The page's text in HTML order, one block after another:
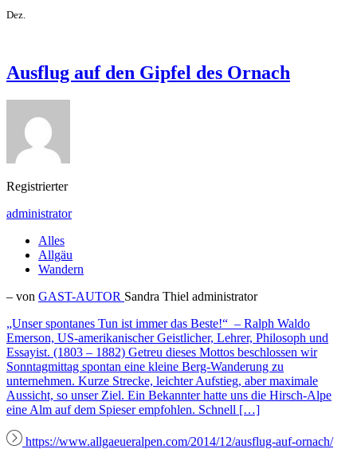
Dez.
Ausflug auf den Gipfel des Ornach
Registrierter
administrator
Alles
Allgäu
Wandern
– von GAST-AUTOR Sandra Thiel administrator
„Unser spontanes Tun ist immer das Beste!“ – Ralph Waldo
Emerson, US-amerikanischer Geistlicher, Lehrer, Philosoph und
Essayist. (1803 – 1882) Getreu dieses Mottos beschlossen wir
Sonntagmittag spontan eine kleine Berg-Wanderung zu
unternehmen. Kurze Strecke, leichter Aufstieg, aber maximale
Aussicht, so unser Ziel. Ein Bekannter hatte uns die Hirsch-Alpe
eine Alm auf dem Spieser empfohlen. Schnell […]
https://www.allgaeueralpen.com/2014/12/ausflug-auf-ornach/